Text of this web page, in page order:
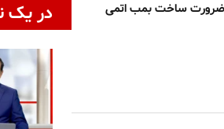
ضرورت ساخت بمب اتمی در یک